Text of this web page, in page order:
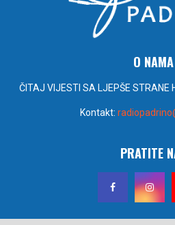
O NAMA
ČITAJ VIJESTI SA LJEPŠE STRANE
Kontakt:
PRATITE